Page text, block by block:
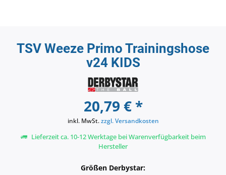
TSV Weeze Primo Trainingshose
v24 KIDS
20,79 € *
inkl. MwSt.zzgl. Versandkosten
Lieferzeit ca. 10-12 Werktage bei Warenverfügbarkeit beim
Hersteller
Größen Derbystar: